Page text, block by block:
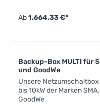
Ab1.664,33 €*
Backup-Box MULTI für
und GoodWe
Unsere
bis 10kW der Marken
GoodWe